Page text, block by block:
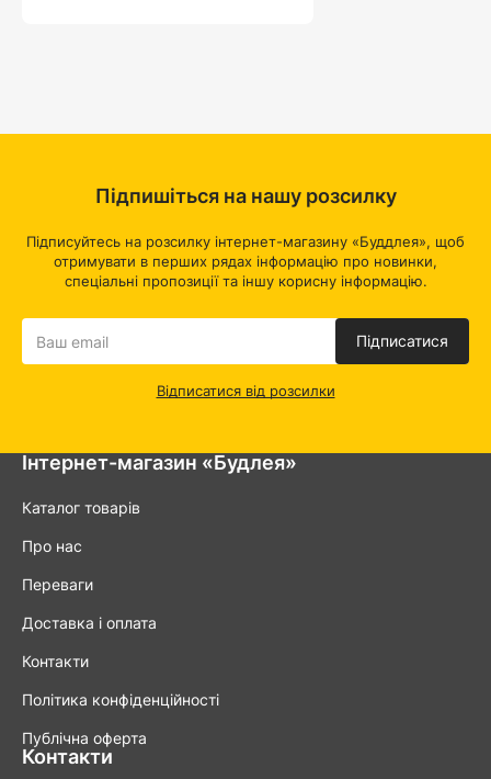
Інтернет-магазин «Будлея»
Каталог товарів
Про нас
Переваги
Доставка і оплата
Контакти
Політика конфіденційності
Публічна оферта
Контакти
Підпишіться на нашу розсилку
Підписуйтесь на розсилку інтернет-магазину «Буддлея», щоб
отримувати в перших рядах інформацію про новинки,
спеціальні пропозиції та іншу корисну інформацію.
Підписатися
Відписатися від розсилки